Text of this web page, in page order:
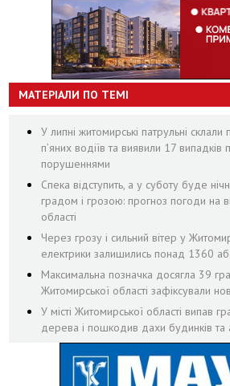
МАТЕРІАЛИ ПО ТЕМІ
У липні житомирські патрульні склали
пʼяних водіїв та виявили 17 випадків
порушеннями
Спека відступить, а у суботу буде
градом і грозою: прогноз погоди на
області
Через грозу і сильний вітер у
електрики залишились понад 1360
Максимальна позначка досягла 39
Житомирської області зафіксували
У місті Житомирської області випав
дерева і пошкодив дахи будинків та